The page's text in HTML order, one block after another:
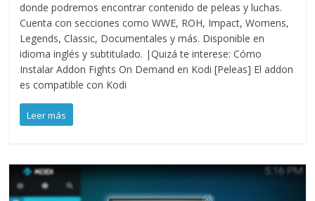
donde podremos encontrar contenido de peleas y luchas.
Cuenta con secciones como WWE, ROH, Impact, Womens,
Legends, Classic, Documentales y más. Disponible en
idioma inglés y subtitulado. |Quizá te interese: Cómo
Instalar Addon Fights On Demand en Kodi [Peleas] El addon
es compatible con Kodi
Leer más